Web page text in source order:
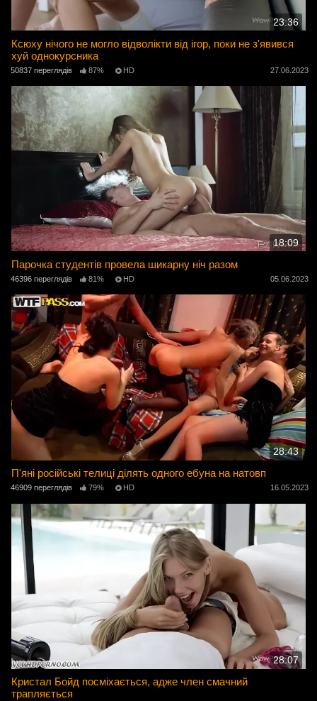
23:36
Ксюху нічого не могло відволікти від ігор, поки не з'явився
хуй однокурсника
50837 переглядів 87% HD 27.06.2023
18:09
Парочка студентів провела шикарну ніч разом
46396 переглядів 81% HD 05.06.2023
28:43
П'яні російські телиці ділять одного ебуна на натовп
46909 переглядів 79% HD 16.05.2023
28:07
Кристал Бойд посміхається, адже член смачний
трапляється